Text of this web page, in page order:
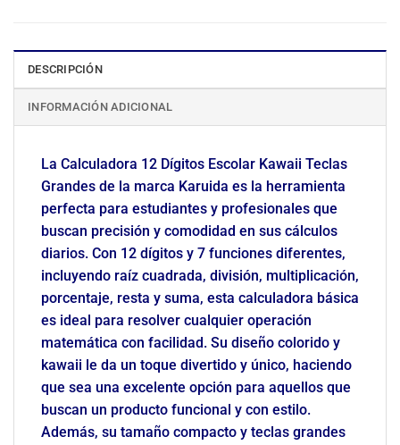
DESCRIPCIÓN
INFORMACIÓN ADICIONAL
La Calculadora 12 Dígitos Escolar Kawaii Teclas
Grandes de la marca Karuida es la herramienta
perfecta para estudiantes y profesionales que
buscan precisión y comodidad en sus cálculos
diarios. Con 12 dígitos y 7 funciones diferentes,
incluyendo raíz cuadrada, división, multiplicación,
porcentaje, resta y suma, esta calculadora básica
es ideal para resolver cualquier operación
matemática con facilidad. Su diseño colorido y
kawaii le da un toque divertido y único, haciendo
que sea una excelente opción para aquellos que
buscan un producto funcional y con estilo.
Además, su tamaño compacto y teclas grandes